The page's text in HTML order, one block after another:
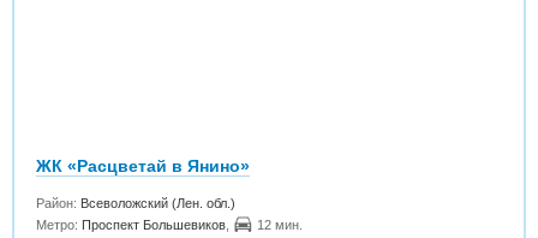
ЖК «Расцветай в Янино»
Район: Всеволожский (Лен. обл.)
Метро: Проспект Большевиков
12 мин.